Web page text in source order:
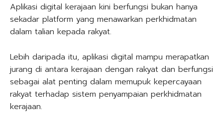
Aplikasi digital kerajaan kini berfungsi bukan hanya
sekadar platform yang menawarkan perkhidmatan
dalam talian kepada rakyat.
Lebih daripada itu, aplikasi digital mampu merapatkan
jurang di antara kerajaan dengan rakyat dan berfungsi
sebagai alat penting dalam memupuk kepercayaan
rakyat terhadap sistem penyampaian perkhidmatan
kerajaan.